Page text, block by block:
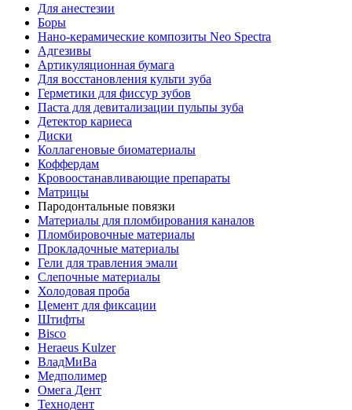
Для анестезии
Боры
Нано-керамические композиты Neo Spectra
Адгезивы
Артикуляционная бумага
Для восстановления культи зуба
Герметики для фиссур зубов
Паста для девитализации пульпы зуба
Детектор кариеса
Диски
Коллагеновые биоматериалы
Коффердам
Кровоостанавливающие препараты
Матрицы
Пародонтальные повязки
Материалы для пломбирования каналов
Пломбировочные материалы
Прокладочные материалы
Гели для травления эмали
Слепочные материалы
Холодовая проба
Цемент для фиксации
Штифты
Bisco
Heraeus Kulzer
ВладМиВа
Медполимер
Омега Дент
Технодент